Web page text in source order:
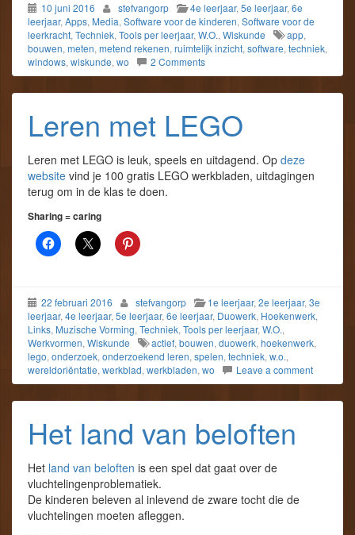
10 juni 2016 stefvangorp 4e leerjaar, 5e leerjaar, 6e
leerjaar, Apps, Media, Software voor de kinderen, Software voor de
leerkracht, Techniek, Tools per leerjaar, W.O., Wiskunde app,
bouwen, meten, metend rekenen, ruimtelijk inzicht, software, techniek,
windows, wiskunde, wo 2 Comments
Leren met LEGO
Leren met LEGO is leuk, speels en uitdagend. Op deze
website vind je 100 gratis LEGO werkbladen, uitdagingen
terug om in de klas te doen.
Sharing = caring
22 februari 2016 stefvangorp 1e leerjaar, 2e leerjaar, 3e
leerjaar, 4e leerjaar, 5e leerjaar, 6e leerjaar, Duowerk, Hoekenwerk,
Links, Muzische Vorming, Techniek, Tools per leerjaar, W.O.,
Werkvormen, Wiskunde actief, bouwen, duowerk, hoekenwerk,
lego, onderzoek, onderzoekend leren, spelen, techniek, w.o.,
wereldoriëntatie, werkblad, werkbladen, wo Leave a comment
Het land van beloften
Het land van beloften is een spel dat gaat over de
vluchtelingenproblematiek.
De kinderen beleven al inlevend de zware tocht die de
vluchtelingen moeten afleggen.